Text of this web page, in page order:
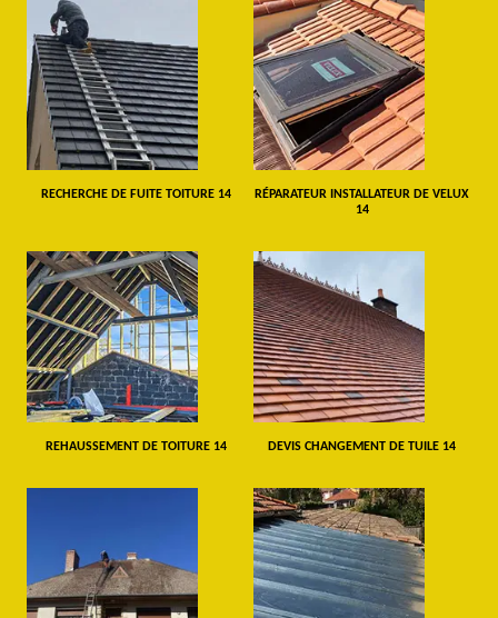
RECHERCHE DE FUITE TOITURE 14
RÉPARATEUR INSTALLATEUR DE VELUX
14
REHAUSSEMENT DE TOITURE 14 DEVIS CHANGEMENT DE TUILE 14